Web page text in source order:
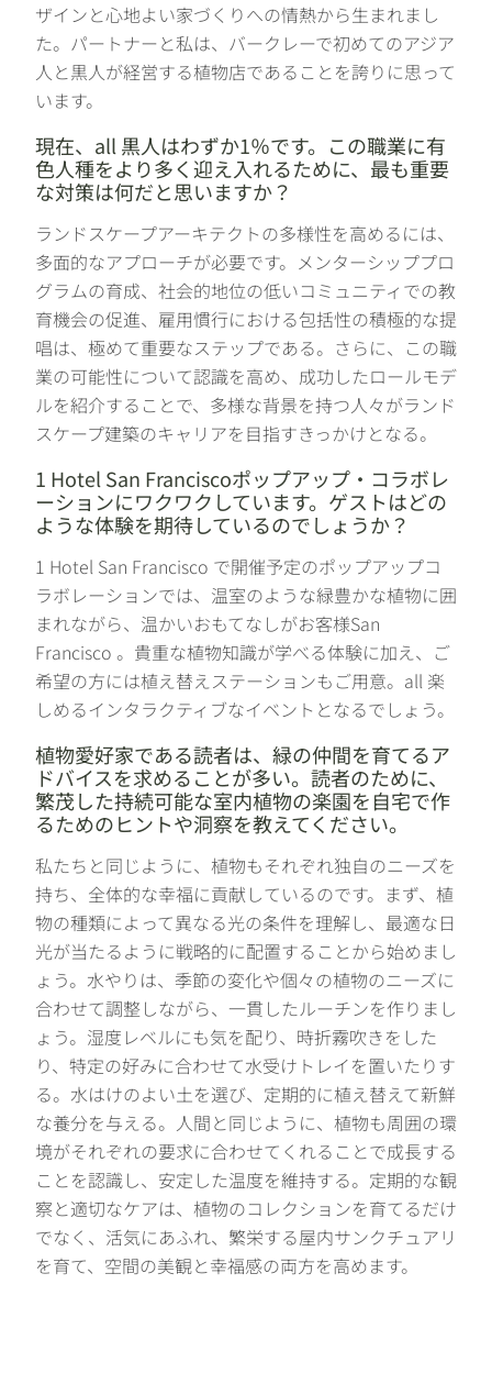
ザインと心地よい家づくりへの情熱から生まれまし
た。パートナーと私は、バークレーで初めてのアジア
人と黒人が経営する植物店であることを誇りに思って
います。
現在、all 黒人はわずか1％です。この職業に有
色人種をより多く迎え入れるために、最も重要
な対策は何だと思いますか？
ランドスケープアーキテクトの多様性を高めるには、
多面的なアプローチが必要です。メンターシッププロ
グラムの育成、社会的地位の低いコミュニティでの教
育機会の促進、雇用慣行における包括性の積極的な提
唱は、極めて重要なステップである。さらに、この職
業の可能性について認識を高め、成功したロールモデ
ルを紹介することで、多様な背景を持つ人々がランド
スケープ建築のキャリアを目指すきっかけとなる。
1 Hotel San Franciscoポップアップ・コラボレ
ーションにワクワクしています。ゲストはどの
ような体験を期待しているのでしょうか？
1 Hotel San Francisco で開催予定のポップアップコ
ラボレーションでは、温室のような緑豊かな植物に囲
まれながら、温かいおもてなしがお客様San
Francisco 。貴重な植物知識が学べる体験に加え、ご
希望の方には植え替えステーションもご用意。all 楽
しめるインタラクティブなイベントとなるでしょう。
植物愛好家である読者は、緑の仲間を育てるア
ドバイスを求めることが多い。読者のために、
繁茂した持続可能な室内植物の楽園を自宅で作
るためのヒントや洞察を教えてください。
私たちと同じように、植物もそれぞれ独自のニーズを
持ち、全体的な幸福に貢献しているのです。まず、植
物の種類によって異なる光の条件を理解し、最適な日
光が当たるように戦略的に配置することから始めまし
ょう。水やりは、季節の変化や個々の植物のニーズに
合わせて調整しながら、一貫したルーチンを作りまし
ょう。湿度レベルにも気を配り、時折霧吹きをした
り、特定の好みに合わせて水受けトレイを置いたりす
る。水はけのよい土を選び、定期的に植え替えて新鮮
な養分を与える。人間と同じように、植物も周囲の環
境がそれぞれの要求に合わせてくれることで成長する
ことを認識し、安定した温度を維持する。定期的な観
察と適切なケアは、植物のコレクションを育てるだけ
でなく、活気にあふれ、繁栄する屋内サンクチュアリ
を育て、空間の美観と幸福感の両方を高めます。